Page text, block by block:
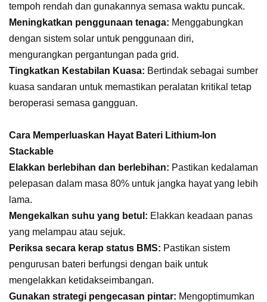
tempoh rendah dan gunakannya semasa waktu puncak.
Meningkatkan penggunaan tenaga: Menggabungkan
dengan sistem solar untuk penggunaan diri,
mengurangkan pergantungan pada grid.
Tingkatkan Kestabilan Kuasa: Bertindak sebagai sumber
kuasa sandaran untuk memastikan peralatan kritikal tetap
beroperasi semasa gangguan.
Cara Memperluaskan Hayat Bateri Lithium-Ion
Stackable
Elakkan berlebihan dan berlebihan: Pastikan kedalaman
pelepasan dalam masa 80% untuk jangka hayat yang lebih
lama.
Mengekalkan suhu yang betul: Elakkan keadaan panas
yang melampau atau sejuk.
Periksa secara kerap status BMS: Pastikan sistem
pengurusan bateri berfungsi dengan baik untuk
mengelakkan ketidakseimbangan.
Gunakan strategi pengecasan pintar: Mengoptimumkan